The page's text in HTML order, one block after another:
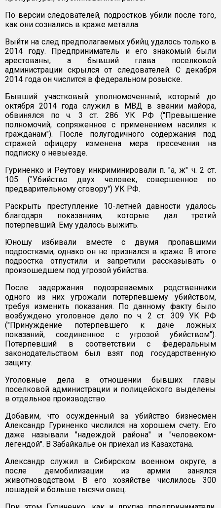
По версии следователей, подростков убили после того,
как они сознались в краже металла.
Выйти на след предполагаемых убийц удалось только в
2014 году. Предприниматель и его знакомый были
арестованы, а бывший глава поселковой
администрации скрылся от следователей. С декабря
2014 года он числится в федеральном розыске.
Бывший участковый уполномоченный, который до
октября 2014 года служил в МВД в звании майора,
обвинялся по ч. 3 ст. 286 УК РФ ("Превышение
полномочий, сопряженное с применением насилия к
гражданам"). После полугодичного содержания под
стражей офицеру изменена мера пресечения на
подписку о невыезде.
Гуриненко и Реутову инкриминировали п. "а, ж" ч. 2 ст.
105 ("Убийство двух человек, совершенное по
предварительному сговору") УК РФ.
Раскрыть преступление 10-летней давности удалось
благодаря показаниям, которые дал третий
потерпевший. Ему удалось выжить.
Юношу избивали вместе с двумя пропавшими
подростками, однако он не признался в краже. В итоге
подростка отпустили и запретили рассказывать о
произошедшем под угрозой убийства.
После задержания подозреваемых родственники
одного из них угрожали потерпевшему убийством,
требуя изменить показания. По данному факту было
возбуждено уголовное дело по ч. 2 ст. 309 УК РФ
("Принуждение потерпевшего к даче ложных
показаний, соединенное с угрозой убийством").
Потерпевший в соответствии с федеральным
законодательством был взят под государственную
защиту.
Уголовные дела в отношении бывших главы
поселковой администрации и полицейского выделены
в отдельное производство.
Добавим, что осужденный за убийство бизнесмен
Александр Гуриненко числился на хорошем счету. Его
даже называли "надеждой района" и "человеком-
легендой". В Забайкалье он приехал из Казахстана.
Александр служил в Сибирском военном округе, а
после демобилизации из армии занялся
животноводством. В его хозяйстве числилось 300
лошадей и больше тысячи овец.